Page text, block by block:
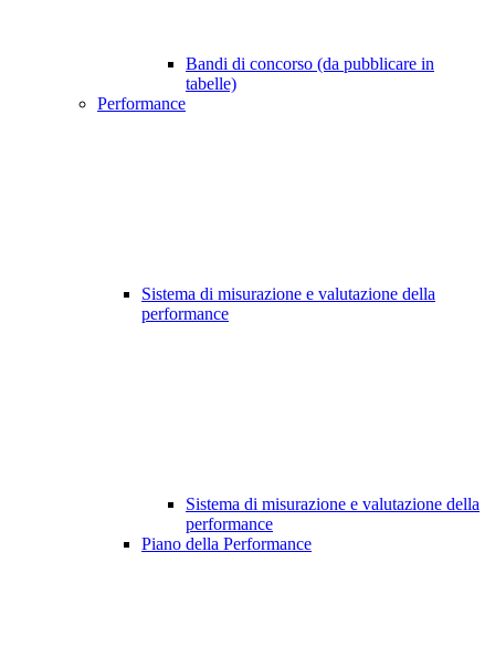
Bandi di concorso (da pubblicare in
tabelle)
Performance
Sistema di misurazione e valutazione della
performance
Sistema di misurazione e valutazione della
performance
Piano della Performance